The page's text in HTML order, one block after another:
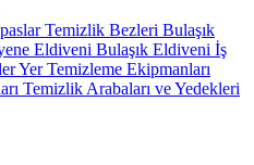
Temizlik Bezleri Bulaşık
Eldiveni Bulaşık Eldiveni İş
Yer Temizleme Ekipmanları
Temizlik Arabaları ve Yedekleri